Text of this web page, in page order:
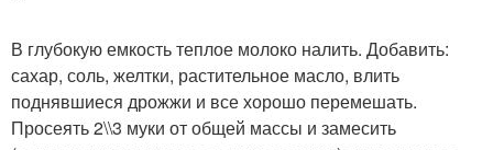
В глубокую емкость теплое молоко налить. Добавить:
сахар, соль, желтки, растительное масло, влить
поднявшиеся дрожжи и все хорошо перемешать.
Просеять 2\\3 муки от общей массы и замесить